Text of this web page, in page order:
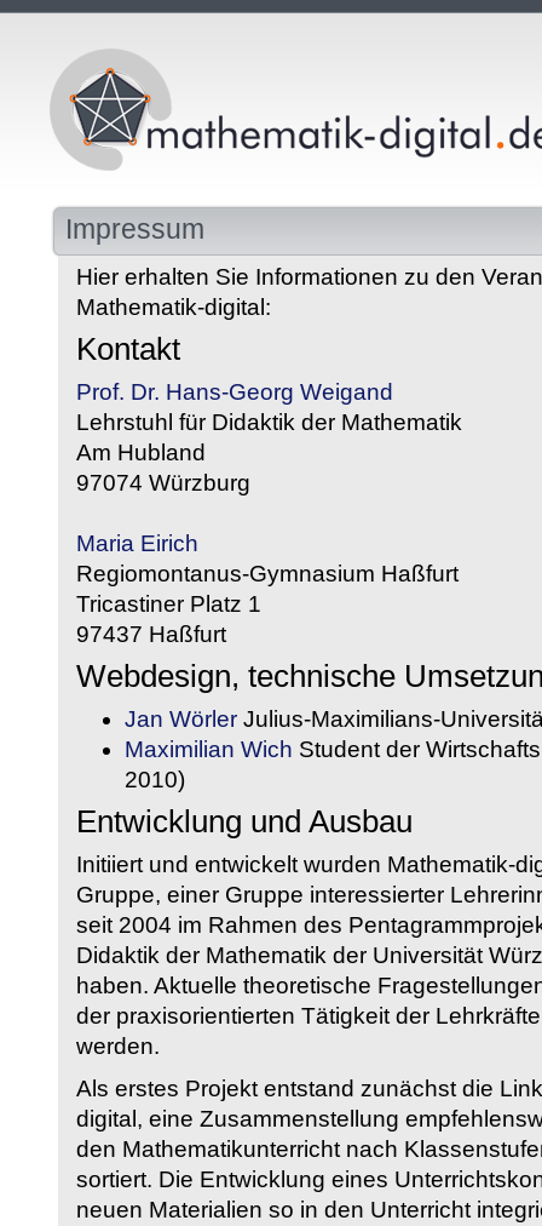
Impressum
Hier erhalten Sie Informationen zu den
Mathematik-digital:
Kontakt
Prof. Dr. Hans-Georg Weigand
Lehrstuhl für Didaktik der Mathematik
Am Hubland
97074 Würzburg
Maria Eirich
Regiomontanus-Gymnasium Haßfurt
Tricastiner Platz 1
97437 Haßfurt
Webdesign, technische
Jan Wörler Julius-Maximilians-
Maximilian Wich Student der
2010)
Entwicklung und Ausbau
Initiiert und entwickelt wurden Mathematik-
Gruppe, einer Gruppe interessierter
seit 2004 im Rahmen des
Didaktik der Mathematik der Universität
haben. Aktuelle theoretische
der praxisorientierten Tätigkeit der
werden.
Als erstes Projekt entstand zunächst die
digital, eine Zusammenstellung
den Mathematikunterricht nach
sortiert. Die Entwicklung eines
neuen Materialien so in den Unterricht